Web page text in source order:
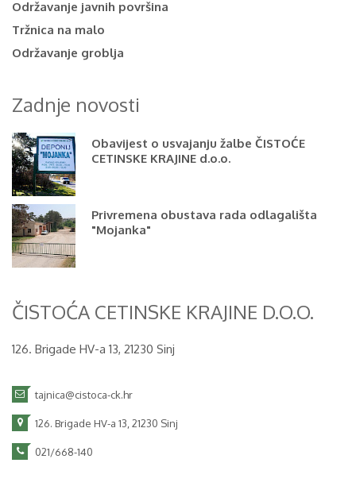
Održavanje javnih površina
Tržnica na malo
Održavanje groblja
Zadnje novosti
Obavijest o usvajanju žalbe ČISTOĆE
CETINSKE KRAJINE d.o.o.
Privremena obustava rada odlagališta
"Mojanka"
ČISTOĆA CETINSKE KRAJINE D.O.O.
126. Brigade HV-a 13, 21230 Sinj
tajnica@cistoca-ck.hr
126. Brigade HV-a 13, 21230 Sinj
021/668-140